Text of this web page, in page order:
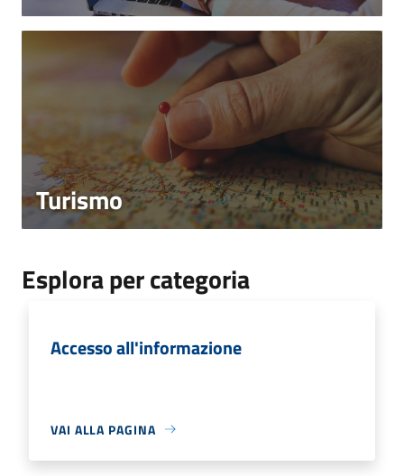
Turismo
Esplora per categoria
Accesso all'informazione
VAI ALLA PAGINA